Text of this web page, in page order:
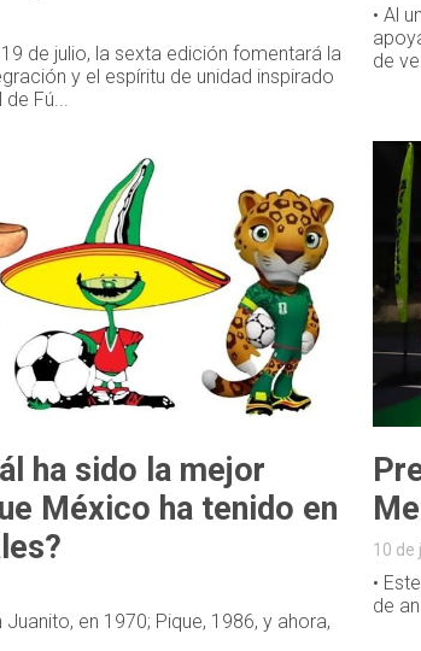
19 de julio, la sexta edición fomentará la
y el espíritu de unidad inspirado
de Fú...
• Al
de
ha sido la mejor
México ha tenido en
Juanito, en 1970; Pique, 1986, y ahora,
10 de
•
de